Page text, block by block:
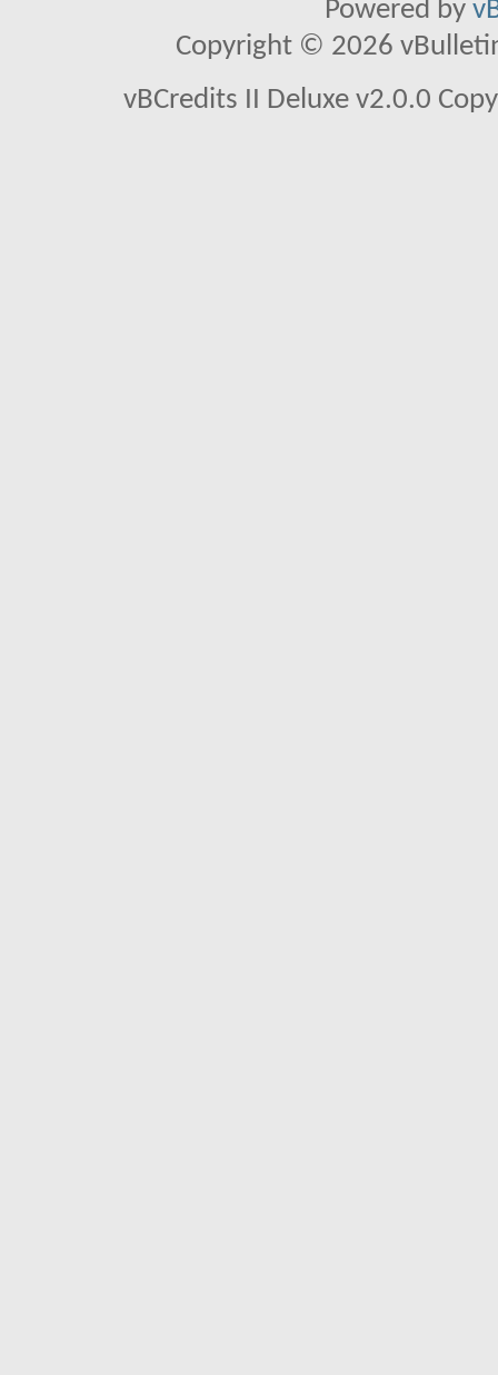
Powered by
Copyright © 2026
vBCredits II Deluxe v2.0.0